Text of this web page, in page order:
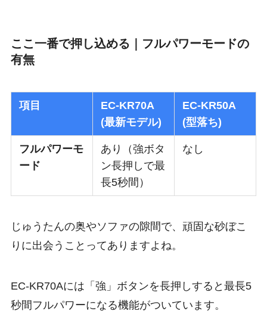
ここ一番で押し込める｜フルパワーモードの
有無
項目
EC-KR70A
(最新モデル)
EC-KR50A
(型落ち)
フルパワーモ
ード
あり（強ボタ
ン長押しで最
長5秒間）
なし
じゅうたんの奥やソファの隙間で、頑固な砂ぼこ
りに出会うことってありますよね。
EC-KR70Aには「強」ボタンを長押しすると最長5
秒間フルパワーになる機能がついています。